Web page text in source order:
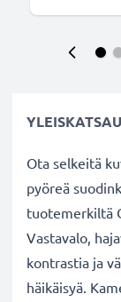
Ota selkeitä
pyöreä
tuotemerkiltä
Vastavalo,
kontrastia ja
häikäisyä.